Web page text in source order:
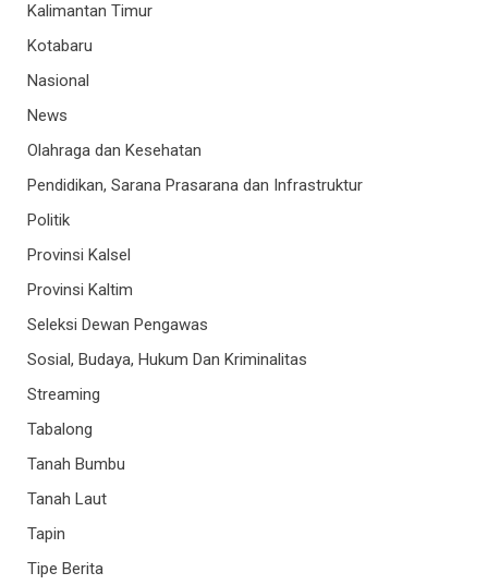
Kalimantan Timur
Kotabaru
Nasional
News
Olahraga dan Kesehatan
Pendidikan, Sarana Prasarana dan Infrastruktur
Politik
Provinsi Kalsel
Provinsi Kaltim
Seleksi Dewan Pengawas
Sosial, Budaya, Hukum Dan Kriminalitas
Streaming
Tabalong
Tanah Bumbu
Tanah Laut
Tapin
Tipe Berita